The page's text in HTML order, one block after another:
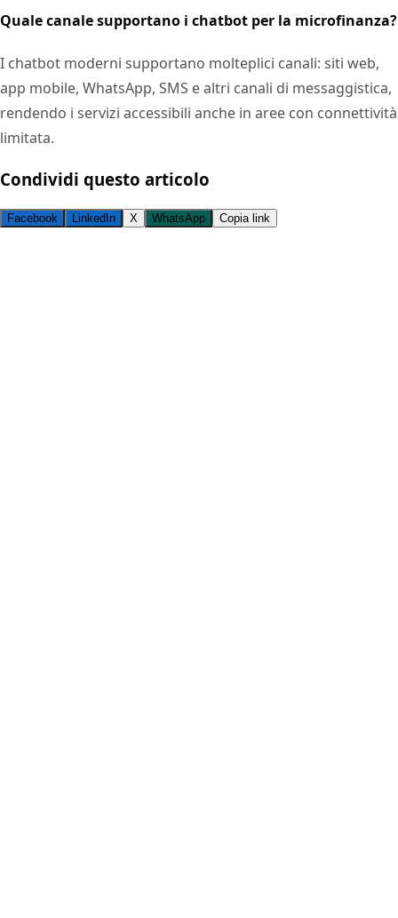
Quale canale supportano i chatbot per la microfinanza?
I chatbot moderni supportano molteplici canali: siti web,
app mobile, WhatsApp, SMS e altri canali di messaggistica,
rendendo i servizi accessibili anche in aree con connettività
limitata.
Condividi questo articolo
Facebook LinkedIn X WhatsApp Copia link